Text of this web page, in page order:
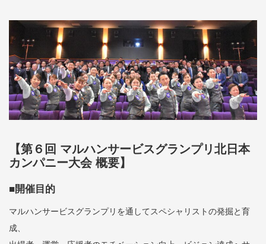
【第６回 マルハンサービスグランプリ北日本
カンパニー大会 概要】
■開催目的
マルハンサービスグランプリを通してスペシャリストの発掘と育
成、